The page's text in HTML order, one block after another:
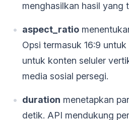
menghasilkan hasil yang
aspect_ratio
Opsi termasuk 16:9 untuk
untuk konten seluler
media sosial persegi.
duration menetapkan
detik. API mendukung